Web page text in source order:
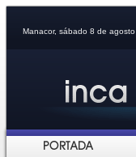
Manacor, sábado 8 de agosto